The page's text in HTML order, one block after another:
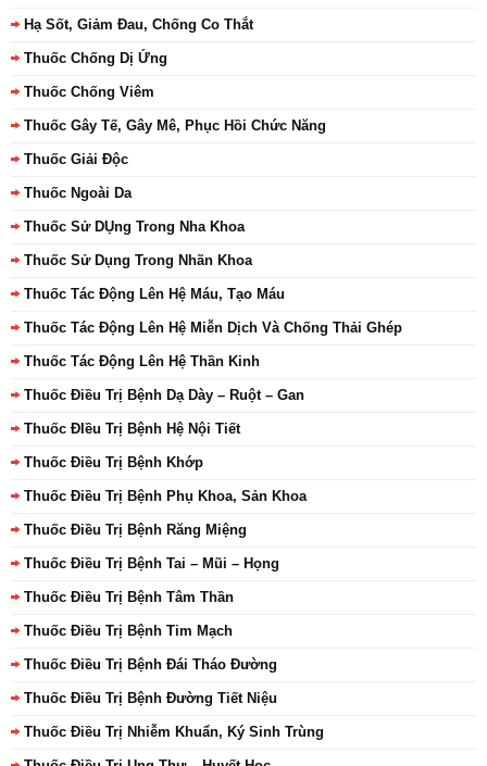
Hạ Sốt, Giảm Đau, Chống Co Thắt
Thuốc Chống Dị Ứng
Thuốc Chống Viêm
Thuốc Gây Tế, Gây Mê, Phục Hồi Chức Năng
Thuốc Giải Độc
Thuốc Ngoài Da
Thuốc Sử DỤng Trong Nha Khoa
Thuốc Sử Dụng Trong Nhãn Khoa
Thuốc Tác Động Lên Hệ Máu, Tạo Máu
Thuốc Tác Động Lên Hệ Miễn Dịch Và Chống Thải Ghép
Thuốc Tác Động Lên Hệ Thần Kinh
Thuốc Điều Trị Bệnh Dạ Dày – Ruột – Gan
Thuốc ĐIều Trị Bệnh Hệ Nội Tiết
Thuốc Điều Trị Bệnh Khớp
Thuốc Điều Trị Bệnh Phụ Khoa, Sản Khoa
Thuốc Điều Trị Bệnh Răng Miệng
Thuốc Điều Trị Bệnh Tai – Mũi – Họng
Thuốc Điều Trị Bệnh Tâm Thần
Thuốc Điều Trị Bệnh Tim Mạch
Thuốc Điều Trị Bệnh Đái Tháo Đường
Thuốc Điều Trị Bệnh Đường Tiết Niệu
Thuốc Điều Trị Nhiễm Khuẩn, Ký Sinh Trùng